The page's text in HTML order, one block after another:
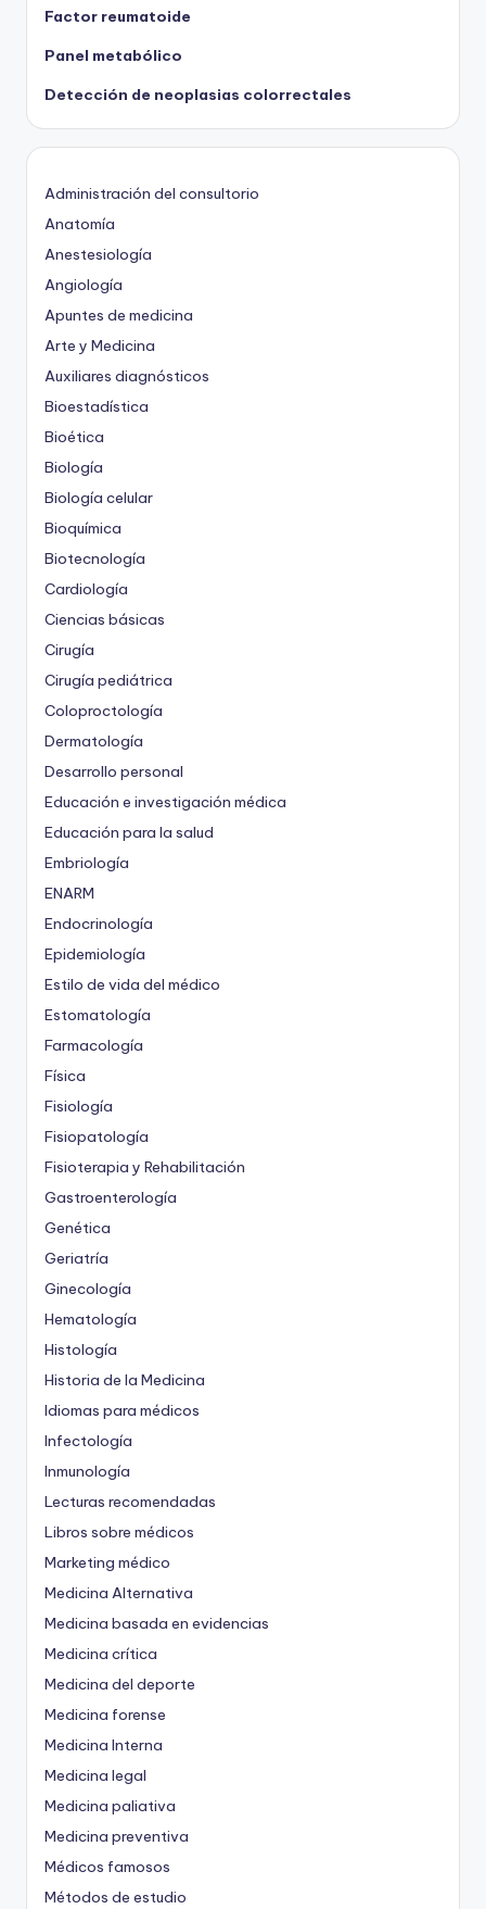
Factor reumatoide
Panel metabólico
Detección de neoplasias colorrectales
Administración del consultorio
Anatomía
Anestesiología
Angiología
Apuntes de medicina
Arte y Medicina
Auxiliares diagnósticos
Bioestadística
Bioética
Biología
Biología celular
Bioquímica
Biotecnología
Cardiología
Ciencias básicas
Cirugía
Cirugía pediátrica
Coloproctología
Dermatología
Desarrollo personal
Educación e investigación médica
Educación para la salud
Embriología
ENARM
Endocrinología
Epidemiología
Estilo de vida del médico
Estomatología
Farmacología
Física
Fisiología
Fisiopatología
Fisioterapia y Rehabilitación
Gastroenterología
Genética
Geriatría
Ginecología
Hematología
Histología
Historia de la Medicina
Idiomas para médicos
Infectología
Inmunología
Lecturas recomendadas
Libros sobre médicos
Marketing médico
Medicina Alternativa
Medicina basada en evidencias
Medicina crítica
Medicina del deporte
Medicina forense
Medicina Interna
Medicina legal
Medicina paliativa
Medicina preventiva
Médicos famosos
Métodos de estudio